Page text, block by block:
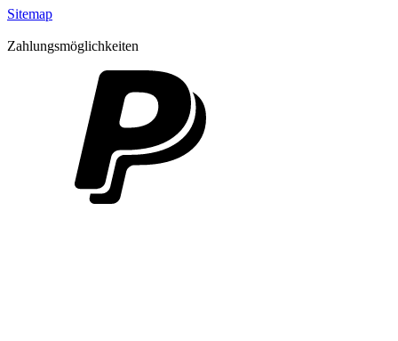
Sitemap
Zahlungsmöglichkeiten